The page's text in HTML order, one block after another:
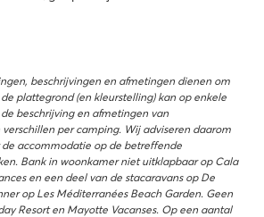
beschrijvingen en afmetingen dienen om
plattegrond (en kleurstelling) kan op enkele
beschrijving en afmetingen van
per camping. Wij adviseren daarom
accommodatie op de betreffende
Bank in woonkamer niet uitklapbaar op Cala
en een deel van de stacaravans op De
op Les Méditerranées Beach Garden. Geen
Resort en Mayotte Vacanses. Op een aantal